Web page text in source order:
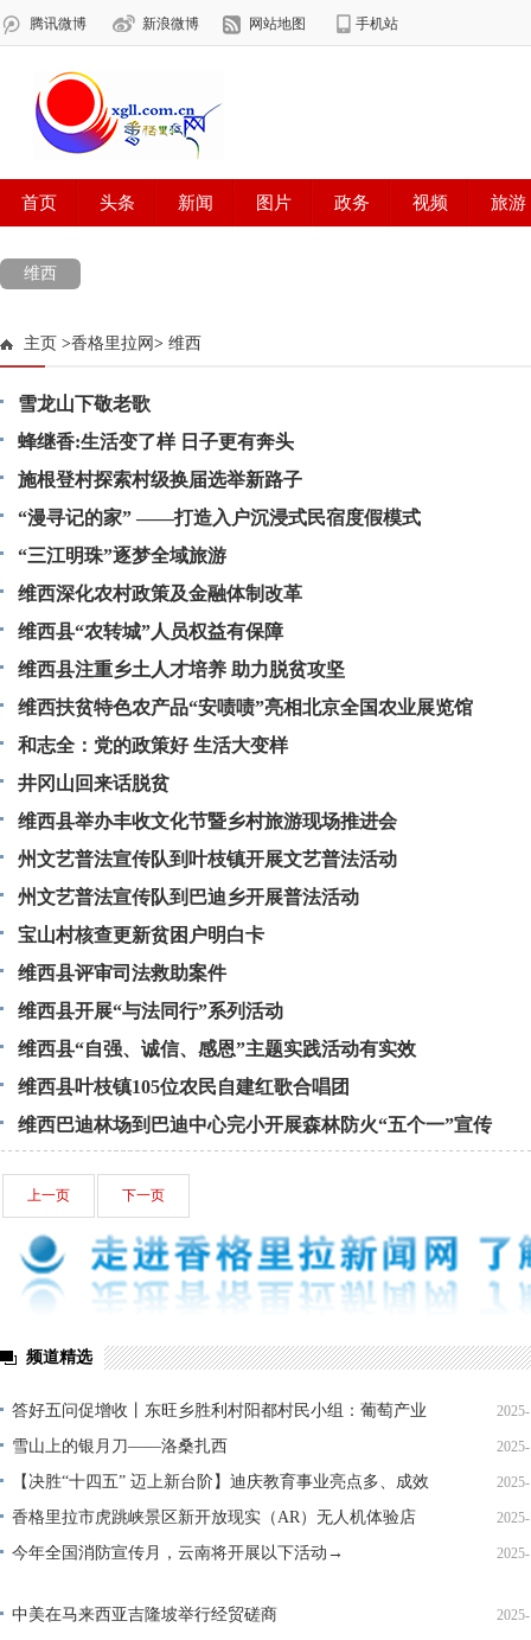
维西
主页 >香格里拉网 > 维西
雪龙山下敬老歌
蜂继香:生活变了样 日子更有奔头
施根登村探索村级换届选举新路子
“漫寻记的家” ——打造入户沉浸式民宿度假模式
“三江明珠”逐梦全域旅游
维西深化农村政策及金融体制改革
维西县“农转城”人员权益有保障
维西县注重乡土人才培养 助力脱贫攻坚
维西扶贫特色农产品“安啧啧”亮相北京全国农业展览馆
和志全：党的政策好 生活大变样
井冈山回来话脱贫
维西县举办丰收文化节暨乡村旅游现场推进会
州文艺普法宣传队到叶枝镇开展文艺普法活动
州文艺普法宣传队到巴迪乡开展普法活动
宝山村核查更新贫困户明白卡
维西县评审司法救助案件
维西县开展“与法同行”系列活动
维西县“自强、诚信、感恩”主题实践活动有实效
维西县叶枝镇105位农民自建红歌合唱团
维西巴迪林场到巴迪中心完小开展森林防火“五个一”宣传
上一页 下一页
频道精选
答好五问促增收丨东旺乡胜利村阳都村民小组：葡萄产业
铺就“甜蜜”增收路
雪山上的银月刀——洛桑扎西
【决胜“十四五” 迈上新台阶】迪庆教育事业亮点多、成效
显——培根铸魂育桃李
香格里拉市虎跳峡景区新开放现实（AR）无人机体验店
今年全国消防宣传月，云南将开展以下活动→
中美在马来西亚吉隆坡举行经贸磋商